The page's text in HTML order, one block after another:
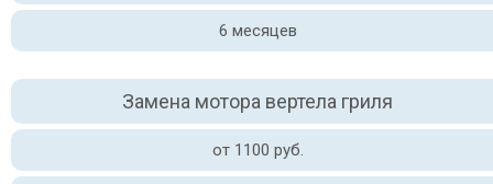
6 месяцев
Замена мотора вертела гриля
от 1100 руб.